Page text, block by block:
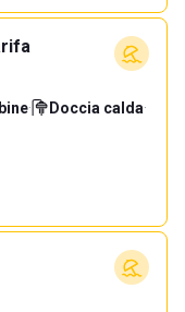
· Doccia calda·